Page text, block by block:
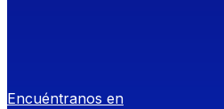
Encuéntranos en